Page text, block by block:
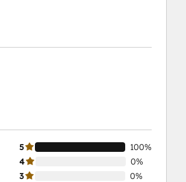
5
100%
4
0%
3
0%